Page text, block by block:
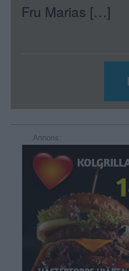
Fru Marias […]
Annons: